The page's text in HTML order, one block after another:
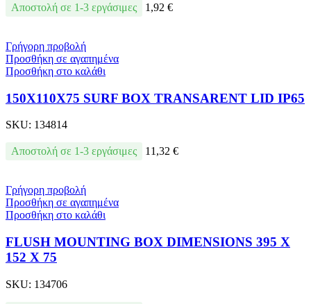
Αποστολή σε 1-3 εργάσιμες 1,92 €
Γρήγορη προβολή
Προσθήκη σε αγαπημένα
Προσθήκη στο καλάθι
150X110X75 SURF BOX TRANSARENT LID IP65
SKU: 134814
Αποστολή σε 1-3 εργάσιμες 11,32 €
Γρήγορη προβολή
Προσθήκη σε αγαπημένα
Προσθήκη στο καλάθι
FLUSH MOUNTING BOX DIMENSIONS 395 X
152 X 75
SKU: 134706